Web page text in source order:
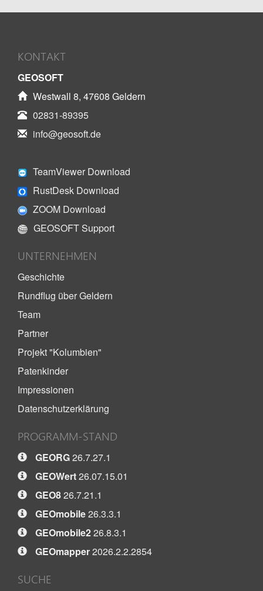
KONTAKT
GEOSOFT
Westwall 8, 47608 Geldern
02831-89395
info@geosoft.de
TeamViewer Download
RustDesk Download
ZOOM Download
GEOSOFT Support
UNTERNEHMEN
Geschichte
Rundflug über Geldern
Team
Partner
Projekt "Kolumbien"
Patenkinder
Impressionen
Datenschutzerklärung
PROGRAMM-STAND
GEORG26.7.27.1
GEOWert26.07.15.01
GEO826.7.21.1
GEOmobile26.3.3.1
GEOmobile226.8.3.1
GEOmapper2026.2.2.2854
SUCHE